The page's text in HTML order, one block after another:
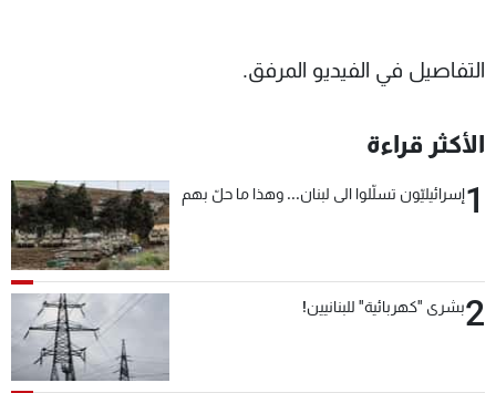
التفاصيل في الفيديو المرفق.
الأكثر قراءة
1إسرائيليّون تسلّلوا الى لبنان... وهذا ما حلّ بهم
2بشرى "كهربائية" للبنانيين!
جدول البرامج
الترددات
الإنـتـاج
لاعلاناتكم